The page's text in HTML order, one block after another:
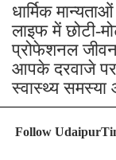
धार्मिक
लाइफ में छोटी-
प्रोफेशनल
आपके दरवाजे
स्वास्थ्य
Follow